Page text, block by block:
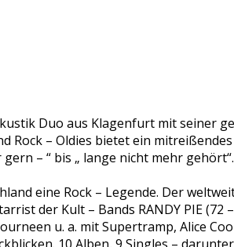
Duo aus Klagenfurt mit seiner
Rock – Oldies bietet ein
– “ bis „ lange nicht mehr gehört“.
eine Rock – Legende. Der
der Kult – Bands RANDY PIE (72
u. a. mit Supertramp, Alice